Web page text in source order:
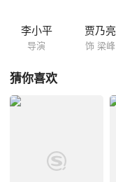
李小平
导演
贾乃亮
饰 梁峰
猜你喜欢